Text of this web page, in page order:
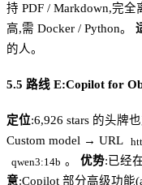
持 PDF / Markdown,完全
高,需 Docker / Python。
的人。
5.5 路线 E:Copilot for
定位:6,926 stars 的头牌
Custom model → URL
qwen3:14b 。优势:已经
意:Copilot 部分高级功能